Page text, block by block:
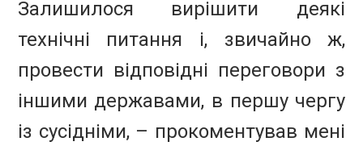
Залишилося вирішити деякі
технічні питання і, звичайно ж,
провести відповідні переговори з
іншими державами, в першу чергу
із сусідніми, – прокоментував мені